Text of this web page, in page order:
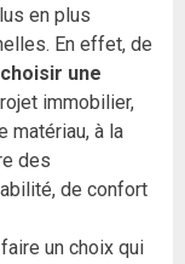
en plus
En effet, de
choisir une
immobilier,
matériau, à la
des
de confort
un choix qui